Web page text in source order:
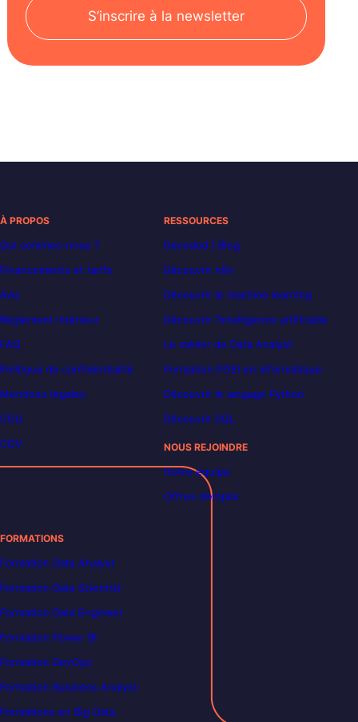
S’inscrire à la newsletter
À PROPOS
Qui sommes-nous ?
Financements et tarifs
Avis
Règlement intérieur
FAQ
Politique de confidentialité
Mentions légales
CGU
CGV
RESSOURCES
Decoded | Blog
Découvrir n8n
Découvrir le machine learning
Découvrir l’intelligence artificielle
Le métier de Data Analyst
Formation POEI en informatique
Découvrir le langage Python
Découvrir SQL
NOUS REJOINDRE
Notre équipe
Offres d’emploi
FORMATIONS
Formation Data Analyst
Formation Data Scientist
Formation Data Engineer
Formation Power BI
Formation DevOps
Formation Business Analyst
Formations en Big Data